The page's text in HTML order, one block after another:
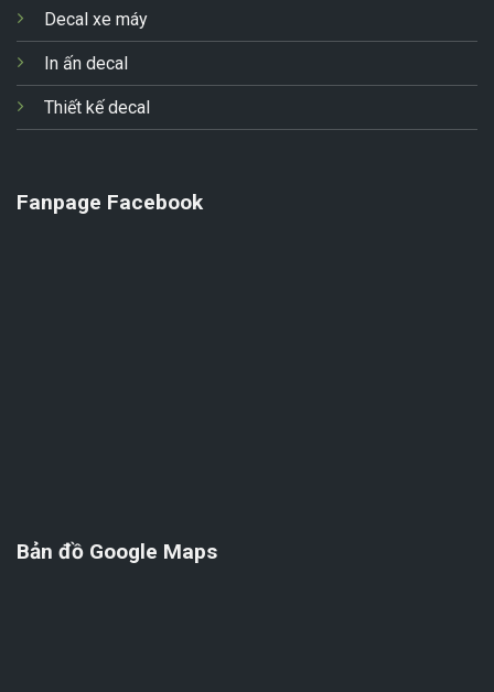
Decal xe máy
In ấn decal
Thiết kế decal
Fanpage Facebook
Bản đồ Google Maps